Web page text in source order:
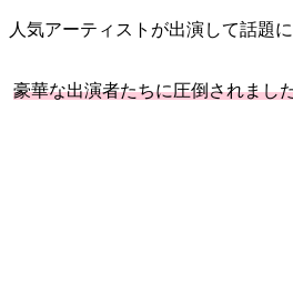
人気アーティストが出演して話題に
豪華な出演者たちに圧倒されまし